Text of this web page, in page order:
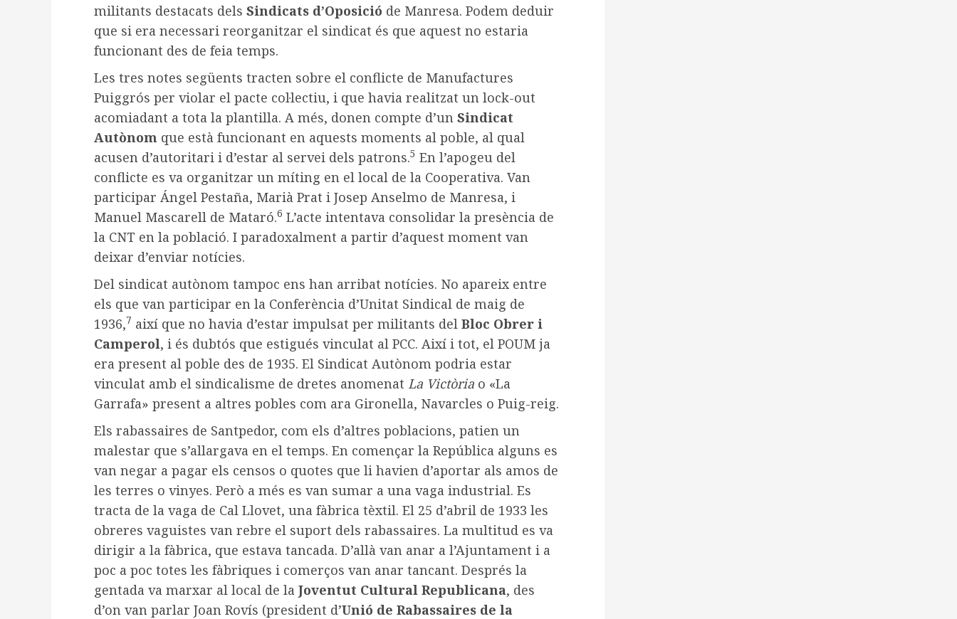
militants destacats dels Sindicats d’Oposició de Manresa. Podem deduir
que si era necessari reorganitzar el sindicat és que aquest no estaria
funcionant des de feia temps.
Les tres notes següents tracten sobre el conflicte de Manufactures
Puiggrós per violar el pacte col·lectiu, i que havia realitzat un lock-out
acomiadant a tota la plantilla. A més, donen compte d’un Sindicat
Autònom que està funcionant en aquests moments al poble, al qual
acusen d’autoritari i d’estar al servei dels patrons.5 En l’apogeu del
conflicte es va organitzar un míting en el local de la Cooperativa. Van
participar Ángel Pestaña, Marià Prat i Josep Anselmo de Manresa, i
Manuel Mascarell de Mataró.6 L’acte intentava consolidar la presència de
la CNT en la població. I paradoxalment a partir d’aquest moment van
deixar d’enviar notícies.
Del sindicat autònom tampoc ens han arribat notícies. No apareix entre
els que van participar en la Conferència d’Unitat Sindical de maig de
1936,7 així que no havia d’estar impulsat per militants del Bloc Obrer i
Camperol, i és dubtós que estigués vinculat al PCC. Així i tot, el POUM ja
era present al poble des de 1935. El Sindicat Autònom podria estar
vinculat amb el sindicalisme de dretes anomenat La Victòria o «La
Garrafa» present a altres pobles com ara Gironella, Navarcles o Puig-reig.
Els rabassaires de Santpedor, com els d’altres poblacions, patien un
malestar que s’allargava en el temps. En començar la República alguns es
van negar a pagar els censos o quotes que li havien d’aportar als amos de
les terres o vinyes. Però a més es van sumar a una vaga industrial. Es
tracta de la vaga de Cal Llovet, una fàbrica tèxtil. El 25 d’abril de 1933 les
obreres vaguistes van rebre el suport dels rabassaires. La multitud es va
dirigir a la fàbrica, que estava tancada. D’allà van anar a l’Ajuntament i a
poc a poc totes les fàbriques i comerços van anar tancant. Després la
gentada va marxar al local de la Joventut Cultural Republicana, des
d’on van parlar Joan Rovís (president d’Unió de Rabassaires de la